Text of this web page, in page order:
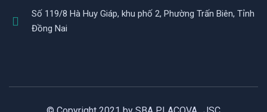
Số 119/8 Hà Huy Giáp, khu phố 2, Phường Trấn Biên, Tỉnh
Đồng Nai